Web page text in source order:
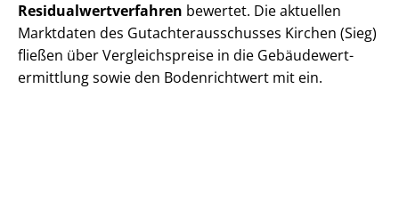
Re­si­du­al­wert­ver­fah­ren bewertet. Die aktuellen
Marktdaten des Gut­ach­ter­aus­schus­ses Kirchen (Sieg)
fließen über Ver­gleichs­prei­se in die Ge­bäu­de­wert­
ermitt­lung sowie den Bodenrichtwert mit ein.